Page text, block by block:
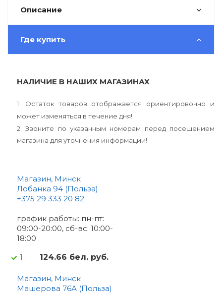
Описание
Где купить
НАЛИЧИЕ В НАШИХ МАГАЗИНАХ
1. Остаток товаров отображается ориентировочно и
может изменяться в течение дня!
2. Звоните по указанным номерам перед посещением
магазина для уточнения информации!
Магазин, Минск
Лобанка 94 (Польза)
+375 29 333 20 82
график работы: пн-пт:
09:00-20:00, сб-вс: 10:00-
18:00
1 124.66 бел. руб.
Магазин, Минск
Машерова 76А (Польза)